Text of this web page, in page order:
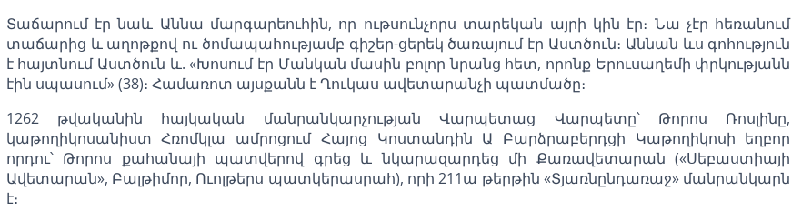
Տաճարում էր նաև Աննա մարգարեուհին, որ ութսունչորս տարեկան այրի կին էր։ Նա չէր հեռանում
տաճարից և աղոթքով ու ծոմապահությամբ գիշեր-ցերեկ ծառայում էր Աստծուն։ Աննան ևս գոհություն
է հայտնում Աստծուն և. «Խոսում էր Մանկան մասին բոլոր նրանց հետ, որոնք Երուսաղեմի փրկությանն
էին սպասում» (38)։ Համառոտ այսքանն է Ղուկաս ավետարանչի պատմածը։
1262 թվականին հայկական մանրանկարչության Վարպետաց Վարպետը՝ Թորոս Ռոսլինը,
կաթողիկոսանիստ Հռոմկլա ամրոցում Հայոց Կոստանդին Ա Բարձրաբերդցի Կաթողիկոսի եղբոր
որդու՝ Թորոս քահանայի պատվերով գրեց և նկարազարդեց մի Քառավետարան («Սեբաստիայի
Ավետարան», Բալթիմոր, Ուոլթերս պատկերասրահ), որի 211ա թերթին «Տյառնընդառաջ» մանրանկարն
է։